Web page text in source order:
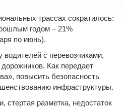
трассах сократилось:
годом – 21%
по июнь).
водителей с перевозчиками,
Как передает
повысить безопасность
инфраструктуры.
стертая разметка, недостаток